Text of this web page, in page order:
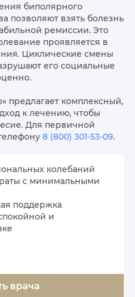
биполярного
позволяют взять болезнь
ремиссии. Это
проявляется в
Циклические смены
его социальные
предлагает комплексный,
к лечению, чтобы
Для первичной
8 (800) 301-53-09.
колебаний
с минимальными
поддержка
и
врача